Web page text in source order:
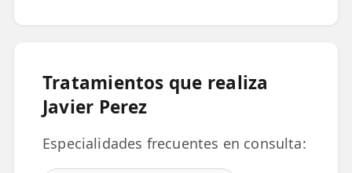
✨ Fisioestética
✨ Drenaje Linfático Manual
Tratamientos que realiza
Javier Perez
Especialidades frecuentes en consulta: